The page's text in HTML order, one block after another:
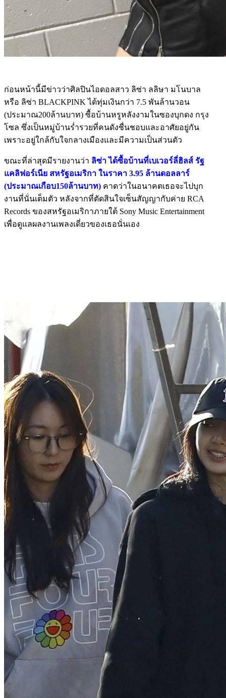
ก่อนหน้านี้มีข่าวว่าศิลปินไอดอลสาว ลิซ่า ลลิษา มโนบาล
หรือ ลิซ่า BLACKPINK ได้ทุ่มเงินกว่า 7.5 พันล้านวอน
(ประมาณ200ล้านบาท) ซื้อบ้านหรูหลังงามในซองบุกดง กรุง
โซล ซึ่งเป็นหมู่บ้านร่ำรวยที่คนดังชื่นชอบและอาศัยอยู่กัน
เพราะอยู่ใกล้กับใจกลางเมืองและมีความเป็นส่วนตัว
ขณะที่ล่าสุดมีรายงานว่า ลิซ่า ได้ซื้อบ้านที่เบเวอร์ลี่ฮิลส์ รัฐ
แคลิฟอร์เนีย สหรัฐอเมริกา ในราคา 3.95 ล้านดอลลาร์
(ประมาณเกือบ150ล้านบาท) คาดว่าในอนาคตเธอจะไปบุก
งานที่นั่นเต็มตัว หลังจากที่ตัดสินใจเซ็นสัญญากับค่าย RCA
Records ของสหรัฐอเมริกาภายใต้ Sony Music Entertainment
เพื่อดูแลผลงานเพลงเดี่ยวของเธอนั่นเอง